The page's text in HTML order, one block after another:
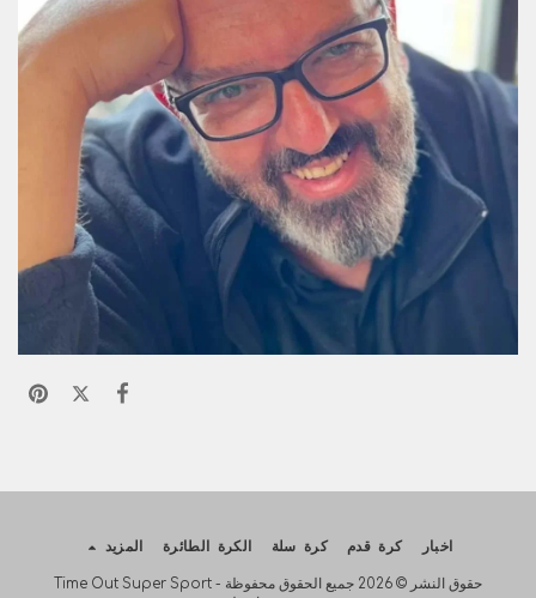
اخبار كرة قدم كرة سلة الكرة الطائرة المزيد
حقوق النشر © 2026 جميع الحقوق محفوظة -
Time Out Super Sport